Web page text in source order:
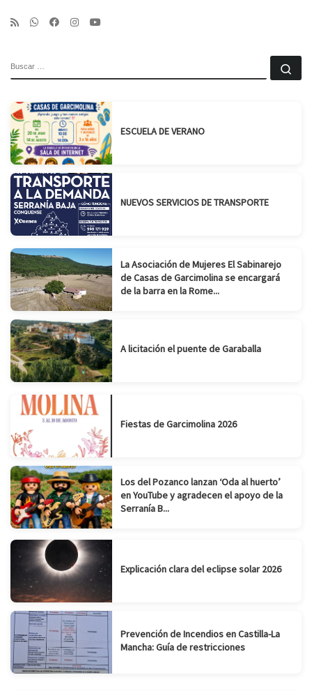
ESCUELA DE VERANO
NUEVOS SERVICIOS DE TRANSPORTE
La Asociación de Mujeres El Sabinarejo
de Casas de Garcimolina se encargará
de la barra en la Rome...
A licitación el puente de Garaballa
Fiestas de Garcimolina 2026
Los del Pozanco lanzan ‘Oda al huerto’
en YouTube y agradecen el apoyo de la
Serranía B...
Explicación clara del eclipse solar 2026
Prevención de Incendios en Castilla-La
Mancha: Guía de restricciones